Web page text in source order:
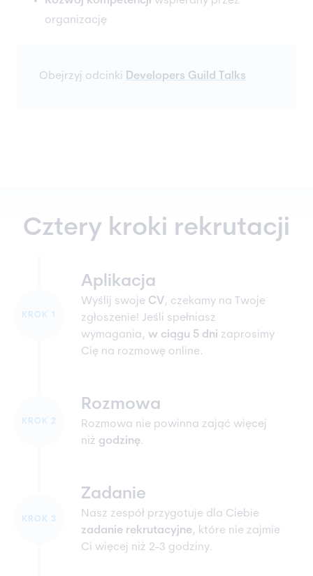
organizację
Obejrzyj odcinki Developers Guild Talks
Cztery kroki rekrutacji
KROK 1
Aplikacja
Wyślij swoje CV, czekamy na Twoje
zgłoszenie! Jeśli spełniasz
wymagania, w ciągu 5 dni zaprosimy
Cię na rozmowę online.
KROK 2
Rozmowa
Rozmowa nie powinna zająć więcej
niż godzinę.
KROK 3
Zadanie
Nasz zespół przygotuje dla Ciebie
zadanie rekrutacyjne, które nie zajmie
Ci więcej niż 2-3 godziny.